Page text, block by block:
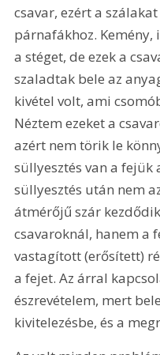
csavar, ezért a
párnafákhoz.
a stéget, de ezek a
szaladtak bele az
kivétel volt, ami
Néztem ezeket a
azért nem törik le
süllyesztés van a fejük
süllyesztés után nem
átmérőjű szár
csavaroknál, hanem a
vastagított (erősített)
a fejet. Az árral
észrevételem, mert
kivitelezésbe, és a